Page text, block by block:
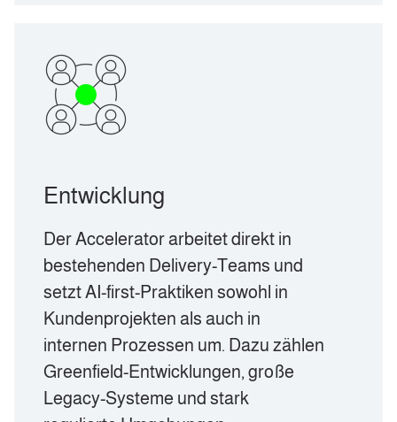
Entwicklung
Der Accelerator arbeitet direkt in
bestehenden Delivery-Teams und
setzt AI-first-Praktiken sowohl in
Kundenprojekten als auch in
internen Prozessen um. Dazu zählen
Greenfield-Entwicklungen, große
Legacy-Systeme und stark